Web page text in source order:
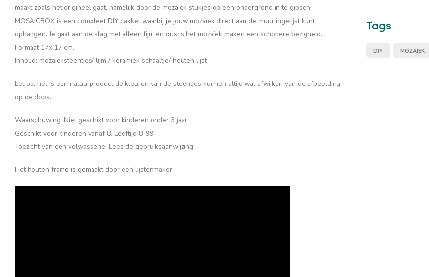
maakt zoals het origineel gaat, namelijk door de mozaïek stukjes op een ondergrond in te gipsen.
MOSAICBOX is een compleet DIY pakket waarbij je jouw mozaïek direct aan de muur ingelijst kunt
ophangen. Je gaat aan de slag met alleen lijm en dus is het mozaïek maken een schonere bezigheid.
Formaat 17x 17 cm.
Inhoud: mozaïeksteentjes/ lijm / keramiek schaaltje/ houten lijst
Let op, het is een natuurproduct de kleuren van de steentjes kunnen altijd wat afwijken van de afbeelding
op de doos.
Waarschuwing. Niet geschikt voor kinderen onder 3 jaar
Geschikt voor kinderen vanaf 8. Leeftijd 8-99
Toezicht van een volwassene. Lees de gebruiksaanwijzing
Het houten frame is gemaakt door een lijstenmaker
Tags
DIY MOZAIEK